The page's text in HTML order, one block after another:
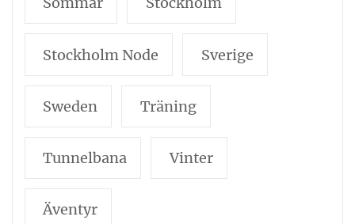
Stockholm Node Sverige
Sweden Träning
Tunnelbana Vinter
Äventyr